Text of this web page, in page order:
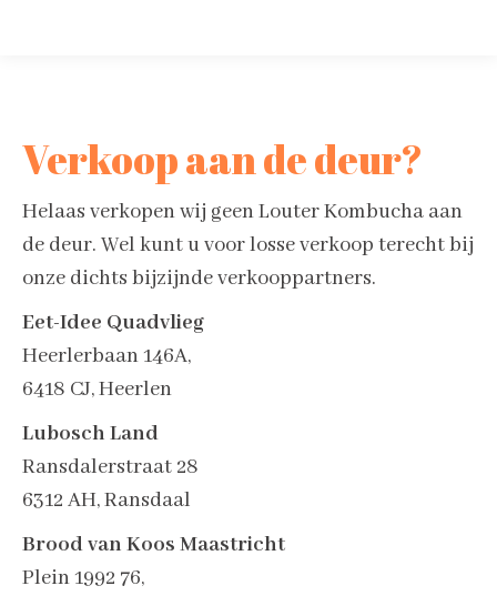
Verkoop aan de deur?
Helaas verkopen wij geen Louter Kombucha aan
de deur. Wel kunt u voor losse verkoop terecht bij
onze dichts bijzijnde verkooppartners.
Eet-Idee Quadvlieg
Heerlerbaan 146A,
6418 CJ, Heerlen
Lubosch Land
Ransdalerstraat 28
6312 AH, Ransdaal
Brood van Koos Maastricht
Plein 1992 76,